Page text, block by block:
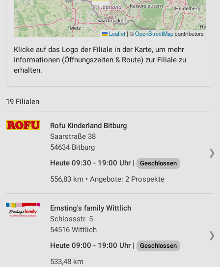
Leaflet | ©OpenStreetMapcontributors
Klicke auf das Logo der Filiale in der Karte, um mehr
Informationen (Öffnungszeiten & Route) zur Filiale zu
erhalten.
19 Filialen
❯
Rofu Kinderland Bitburg
Saarstraße 38
54634 Bitburg
Heute 09:30 - 19:00 Uhr |
Geschlossen
556,83 km • Angebote: 2 Prospekte
❯
Ernsting's family Wittlich
Schlossstr. 5
54516 Wittlich
Heute 09:00 - 19:00 Uhr |
Geschlossen
533,48 km